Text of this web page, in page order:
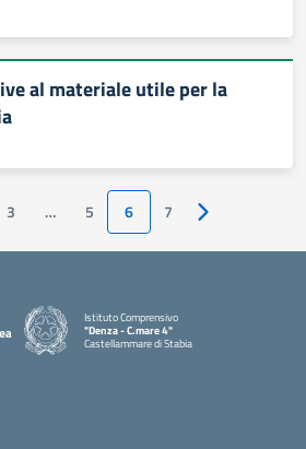
al materiale utile per la
3 … 5 6 7 Pagina
Istituto Comprensivo
"Denza - C.mare 4"
Castellammare di Stabia